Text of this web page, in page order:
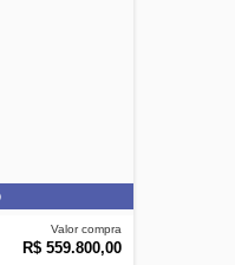
Valor compra
R$ 559.800,00